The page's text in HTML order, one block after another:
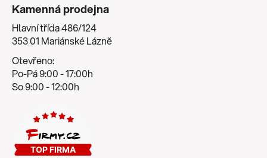
Kamenná prodejna
Hlavní třída 486/124
353 01 Mariánské Lázně
Otevřeno:
Po-Pá 9:00 - 17:00h
So 9:00 - 12:00h